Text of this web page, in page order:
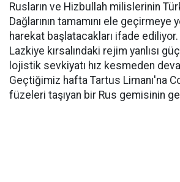
Rusların ve Hizbullah milislerinin
Dağlarının tamamını ele geçirmeye
harekat başlatacakları ifade
Lazkiye kırsalındaki rejim yanlısı
lojistik sevkiyatı hız kesmeden
Geçtiğimiz hafta Tartus Limanı'na
füzeleri taşıyan bir Rus gemisinin